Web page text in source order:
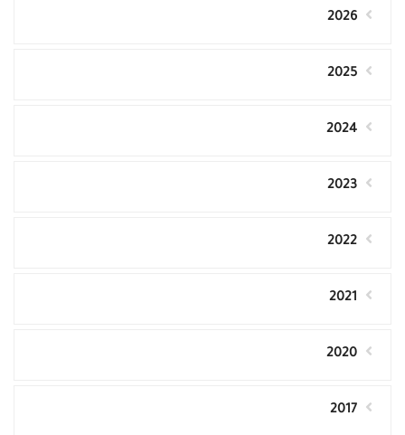
2026
2025
2024
2023
2022
2021
2020
2017